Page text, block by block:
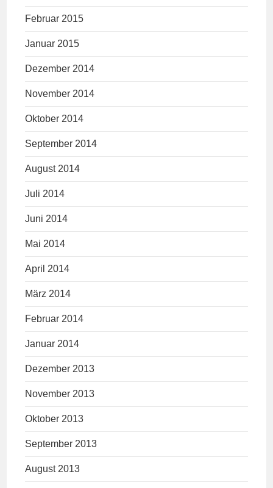
Februar 2015
Januar 2015
Dezember 2014
November 2014
Oktober 2014
September 2014
August 2014
Juli 2014
Juni 2014
Mai 2014
April 2014
März 2014
Februar 2014
Januar 2014
Dezember 2013
November 2013
Oktober 2013
September 2013
August 2013